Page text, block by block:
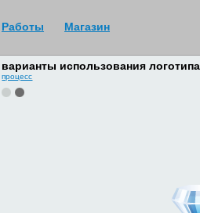
Работы Магазин
варианты использования логотипа
процесс